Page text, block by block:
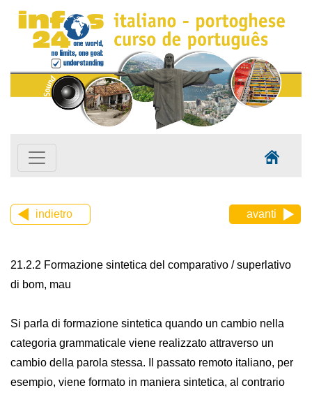
indietro avanti
21.2.2 Formazione sintetica del comparativo / superlativo
di bom, mau
Si parla di formazione sintetica quando un cambio nella
categoria grammaticale viene realizzato attraverso un
cambio della parola stessa. Il passato remoto italiano, per
esempio, viene formato in maniera sintetica, al contrario